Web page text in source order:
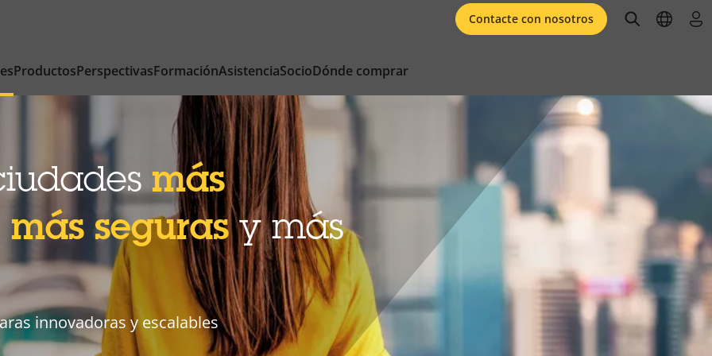
ProductosPerspectivasFormaciónAsistenciaSocioDónde comprar
Contacte con nosotros openopen
más
más segurasy más
innovadoras y escalables